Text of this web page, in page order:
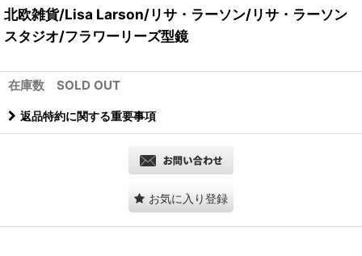
北欧雑貨/Lisa Larson/リサ・ラーソン/リサ・ラーソン
スタジオ/フラワーリーズ型鏡
在庫数 SOLD OUT
返品特約に関する重要事項
お気に入り登録